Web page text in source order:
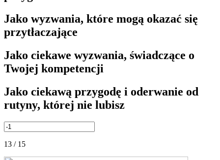
Jako wyzwania, które mogą okazać się
przytłaczające
Jako ciekawe wyzwania, świadczące o
Twojej kompetencji
Jako ciekawą przygodę i oderwanie od
rutyny, której nie lubisz
13 / 15